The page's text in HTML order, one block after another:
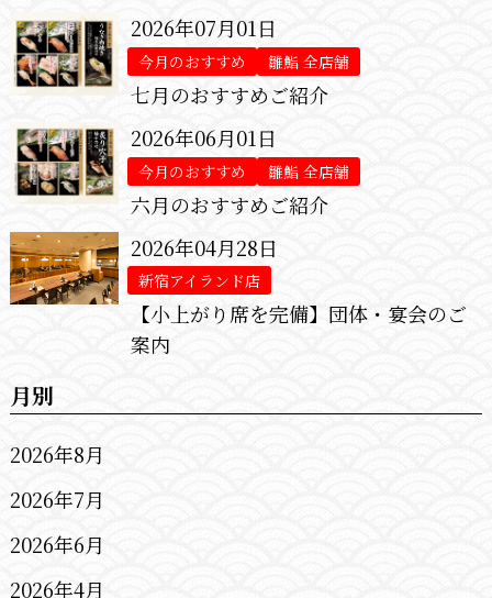
2026年07月01日
今月のおすすめ 雛鮨 全店舗
七月のおすすめご紹介
2026年06月01日
今月のおすすめ 雛鮨 全店舗
六月のおすすめご紹介
2026年04月28日
新宿アイランド店
【小上がり席を完備】団体・宴会のご
案内
月別
2026年8月
2026年7月
2026年6月
2026年4月